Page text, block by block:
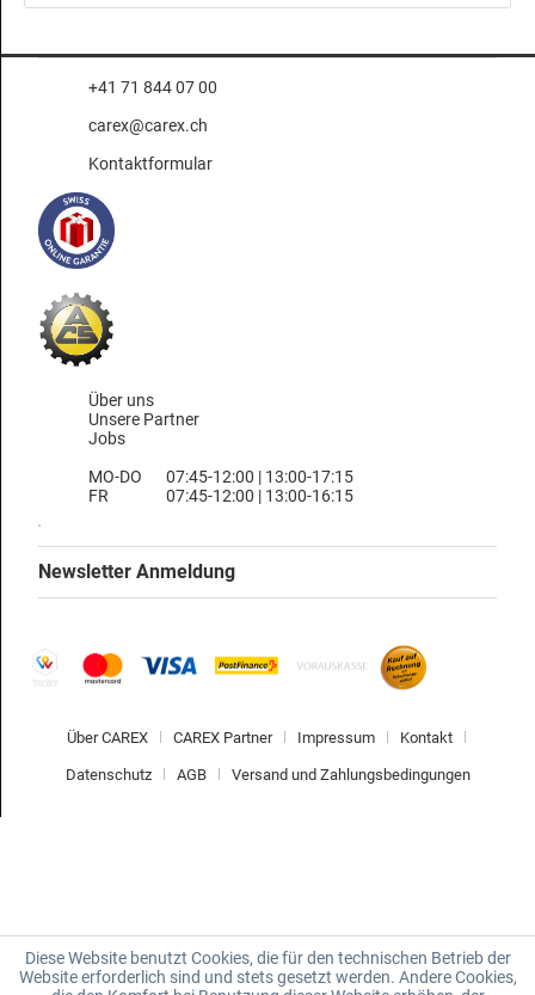
+41 71 844 07 00
carex@carex.ch
Kontaktformular
Über uns
Unsere Partner
Jobs
MO-DO
FR
07:45-12:00 | 13:00-17:15
07:45-12:00 | 13:00-16:15
Newsletter Anmeldung
Über CAREX CAREX Partner Impressum Kontakt
Datenschutz AGB Versand und Zahlungsbedingungen
Diese Website benutzt Cookies, die für den technischen Betrieb der
Website erforderlich sind und stets gesetzt werden. Andere Cookies,